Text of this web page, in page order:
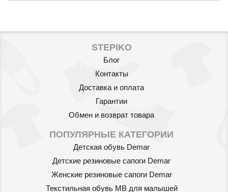
STEPIKO
Блог
Контакты
Доставка и оплата
Гарантии
Обмен и возврат товара
ПОПУЛЯРНЫЕ КАТЕГОРИИ
Детская обувь Demar
Детские резиновые сапоги Demar
Женские резиновые сапоги Demar
Текстильная обувь MB для малышей